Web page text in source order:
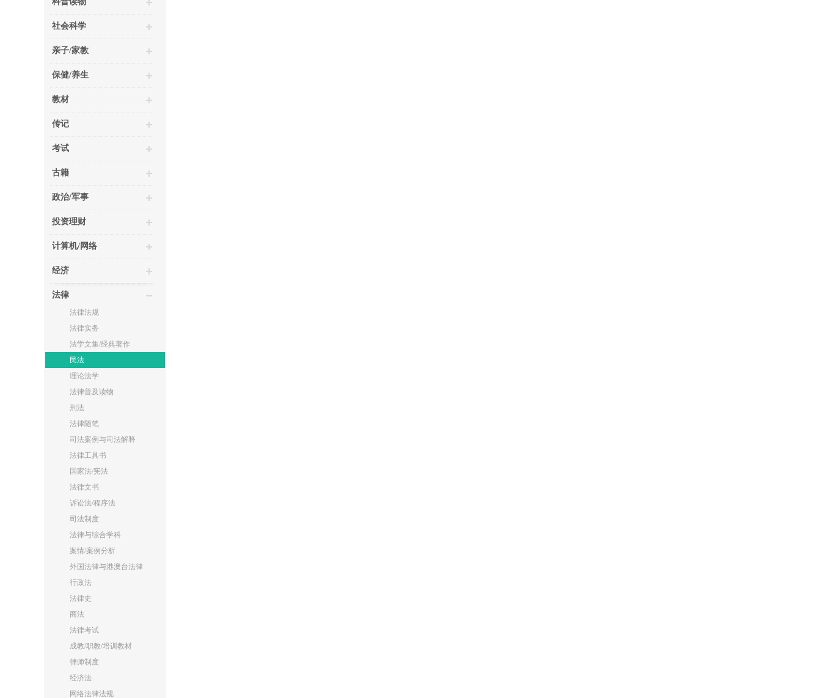
社会科学
亲子/家教
保健/养生
教材
传记
考试
古籍
政治/军事
投资理财
计算机/网络
经济
法律
法律法规
法律实务
法学文集/经典著作
民法
理论法学
法律普及读物
刑法
法律随笔
司法案例与司法解释
法律工具书
国家法/宪法
法律文书
诉讼法/程序法
司法制度
法律与综合学科
案情/案例分析
外国法律与港澳台法律
行政法
法律史
商法
法律考试
成教/职教/培训教材
律师制度
经济法
网络法律法规